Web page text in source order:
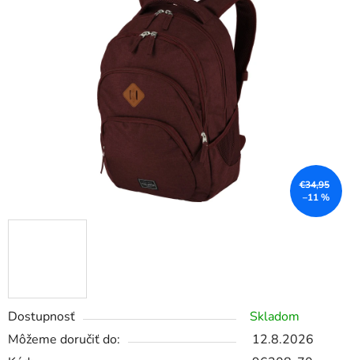
Dostupnosť
Skladom
Môžeme doručiť do:
12.8.2026
€34,95
–11 %